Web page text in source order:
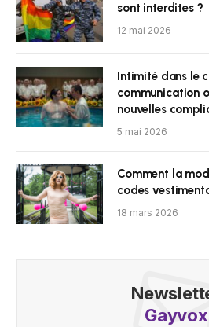
sont interdites ?
12 mai 2026
Intimité dans le
communication
nouvelles
5 mai 2026
Comment la
codes
18 mars 2026
Gayvox